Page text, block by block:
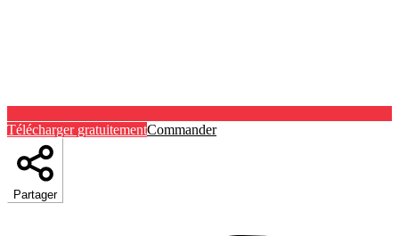
Télécharger gratuitementCommander
Partager